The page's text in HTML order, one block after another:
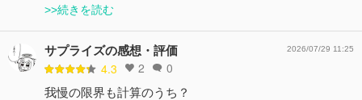
>>続きを読む
サプライズの感想・評価
4.3 2 0
2026/07/29 11:25
我慢の限界も計算のうち？